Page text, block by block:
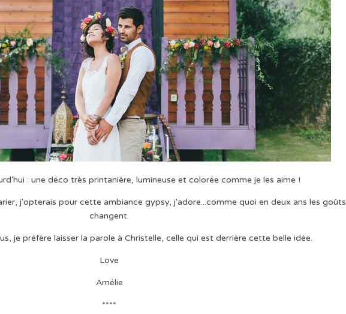
: une déco très printanière, lumineuse et colorée comme je les aime !
j'opterais pour cette ambiance gypsy, j'adore...comme quoi en deux ans les goûts
changent.
je préfère laisser la parole à Christelle, celle qui est derrière cette belle idée.
Love
Amélie
****